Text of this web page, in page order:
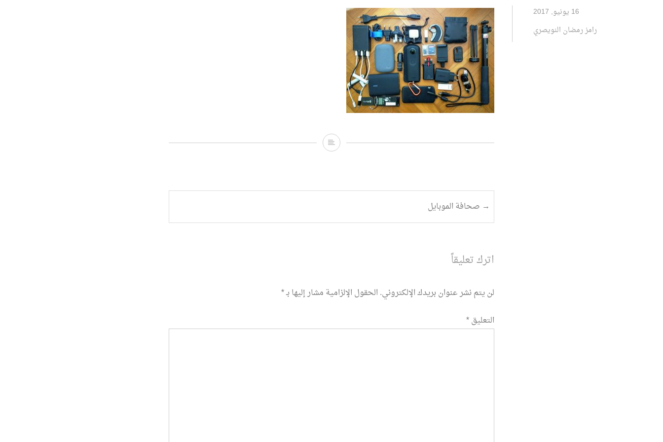
16 يونيو, 2017
رامز رمضان النويصري
ملحقات_الموبايل_الصحافية
تصفح
المقالة
→ صحافة الموبايل
اترك تعليقاً
لن يتم نشر عنوان بريدك الإلكتروني. الحقول الإلزامية مشار إليها بـ*
التعليق*